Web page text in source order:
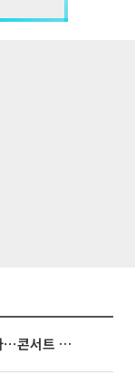
빅뱅, 20주년 기념 '새 뱅봉' 선보인다⋯콘서트 앞두고 팝업 개최